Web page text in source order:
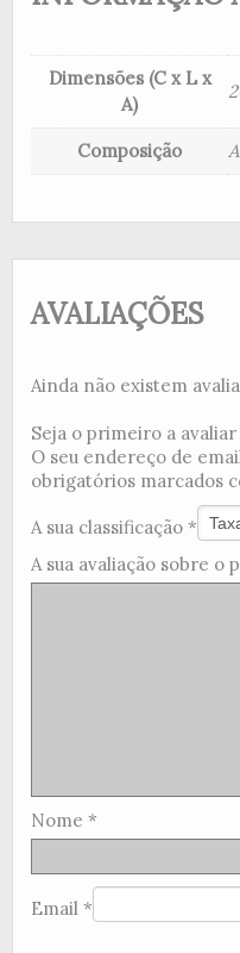
Dimensões (C x L x
A)
Composição
AVALIAÇÕES
Ainda não existem
Seja o primeiro a
O seu endereço de
obrigatórios marcados
A sua classificação *
A sua avaliação sobre o
Nome *
Email *